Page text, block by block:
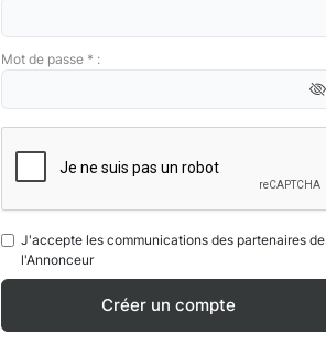
Mot de passe * :
J'accepte les communications des partenaires de
l'Annonceur